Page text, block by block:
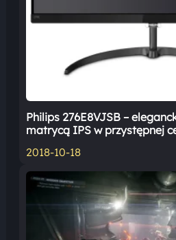
Philips 276E8VJSB –
matrycą IPS w przystępnej
2018-10-18